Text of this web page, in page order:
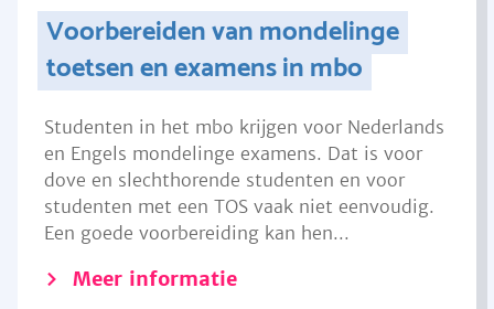
Voorbereiden van mondelinge
toetsen en examens in mbo
Studenten in het mbo krijgen voor Nederlands
en Engels mondelinge examens. Dat is voor
dove en slechthorende studenten en voor
studenten met een TOS vaak niet eenvoudig.
Een goede voorbereiding kan hen...
Meer informatie